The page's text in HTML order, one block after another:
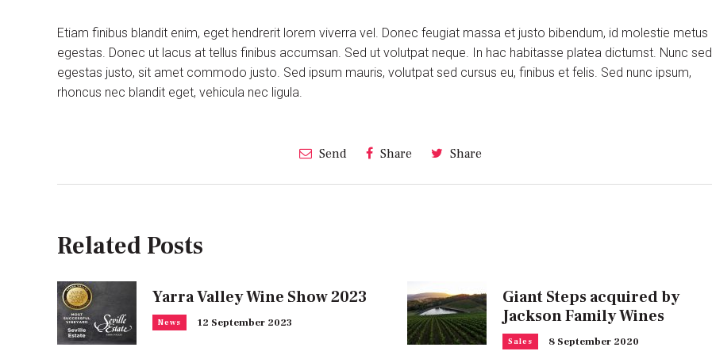
Etiam finibus blandit enim, eget hendrerit lorem viverra vel. Donec feugiat massa et justo bibendum, id molestie metus
egestas. Donec ut lacus at tellus finibus accumsan. Sed ut volutpat neque. In hac habitasse platea dictumst. Nunc sed
egestas justo, sit amet commodo justo. Sed ipsum mauris, volutpat sed cursus eu, finibus et felis. Sed nunc ipsum,
rhoncus nec blandit eget, vehicula nec ligula.
Send Share Share
Related Posts
Yarra Valley Wine Show 2023
News 12 September 2023
Giant Steps acquired by
Jackson Family Wines
Sales 8 September 2020